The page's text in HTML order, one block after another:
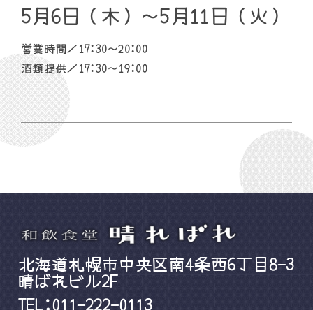
5月6日（木）〜5月11日（火）
営業時間／17:30〜20:00
酒類提供／17:30〜19:00
北海道札幌市中央区南4条西6丁目8-3
晴ばれビル2F
TEL:011-222-0113